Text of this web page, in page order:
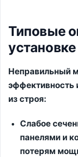
Типовые
Неправильный
эффективность
из строя:
Слабое
панелями и
потерям